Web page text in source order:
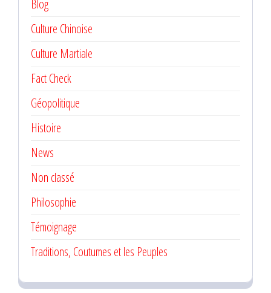
Blog
Culture Chinoise
Culture Martiale
Fact Check
Géopolitique
Histoire
News
Non classé
Philosophie
Témoignage
Traditions, Coutumes et les Peuples